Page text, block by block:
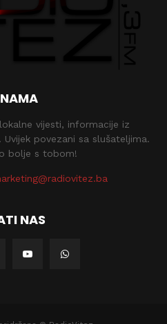
vijesti, informacije iz
povezani sa slušateljima.
bolje s tobom!
NAS